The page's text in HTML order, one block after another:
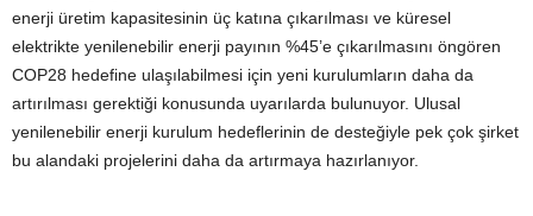
enerji üretim kapasitesinin üç katına çıkarılması ve küresel
elektrikte yenilenebilir enerji payının %45’e çıkarılmasını öngören
COP28 hedefine ulaşılabilmesi için yeni kurulumların daha da
artırılması gerektiği konusunda uyarılarda bulunuyor. Ulusal
yenilenebilir enerji kurulum hedeflerinin de desteğiyle pek çok şirket
bu alandaki projelerini daha da artırmaya hazırlanıyor.